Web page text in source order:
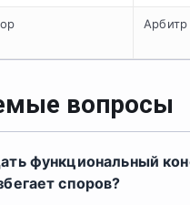
вопросы
функциональный
споров?